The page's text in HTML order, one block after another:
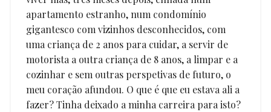
apartamento estranho, num condomínio
gigantesco com vizinhos desconhecidos, com
uma criança de 2 anos para cuidar, a servir de
motorista a outra criança de 8 anos, a limpar e a
cozinhar e sem outras perspetivas de futuro, o
meu coração afundou. O que é que eu estava ali a
fazer? Tinha deixado a minha carreira para isto?